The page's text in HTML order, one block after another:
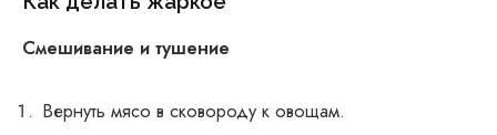
Смешивание и тушение
Вернуть мясо в сковороду к овощам.